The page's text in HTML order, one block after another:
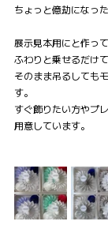
ちょっと億劫になっ
展示見本用にと作っ
ふわりと乗せるだけ
そのまま吊るしても
す。
すぐ飾りたい方やプ
用意しています。